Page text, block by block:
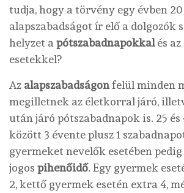
tudja, hogy a törvény egy évben
alapszabadságot ír elő a dolgozók
helyzet a pótszabadnapokkalés
esetekkel?
Az alapszabadságonfelül minden
megilletnek az életkorral járó,
után járó pótszabadnapok is. 25 és
között 3 évente plusz 1
gyermeket nevelők esetében pedig
jogos pihenőidő. Egy gyermek
2, kettő gyermek esetén extra 4,